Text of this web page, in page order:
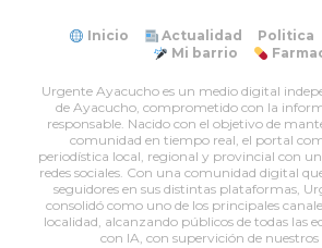
Inicio Actualidad Politica
Mi barrio
Urgente Ayacucho es un medio digital
de Ayacucho, comprometido con la
responsable. Nacido con el objetivo de
comunidad en tiempo real, el portal
periodística local, regional y provincial con
redes sociales. Con una comunidad digital
seguidores en sus distintas plataformas,
consolidó como uno de los principales
localidad, alcanzando públicos de todas las
con IA, con supervición de nuestros